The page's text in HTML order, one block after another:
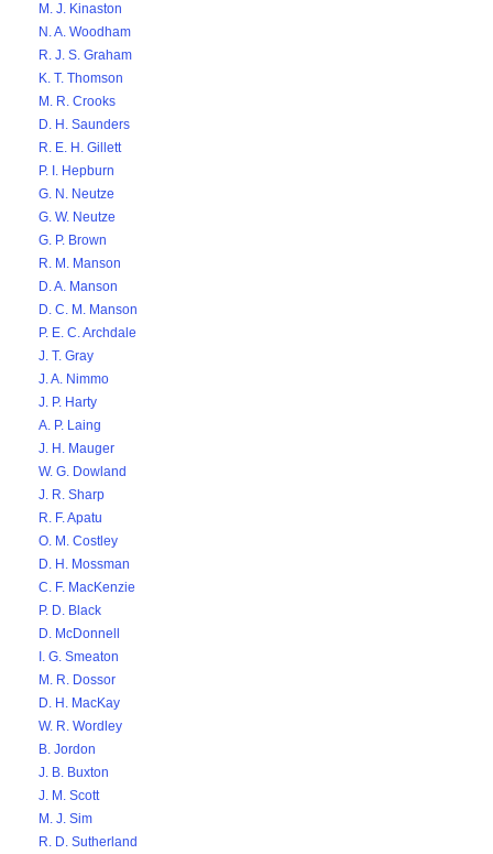
M. J. Kinaston
N. A. Woodham
R. J. S. Graham
K. T. Thomson
M. R. Crooks
D. H. Saunders
R. E. H. Gillett
P. I. Hepburn
G. N. Neutze
G. W. Neutze
G. P. Brown
R. M. Manson
D. A. Manson
D. C. M. Manson
P. E. C. Archdale
J. T. Gray
J. A. Nimmo
J. P. Harty
A. P. Laing
J. H. Mauger
W. G. Dowland
J. R. Sharp
R. F. Apatu
O. M. Costley
D. H. Mossman
C. F. MacKenzie
P. D. Black
D. McDonnell
I. G. Smeaton
M. R. Dossor
D. H. MacKay
W. R. Wordley
B. Jordon
J. B. Buxton
J. M. Scott
M. J. Sim
R. D. Sutherland